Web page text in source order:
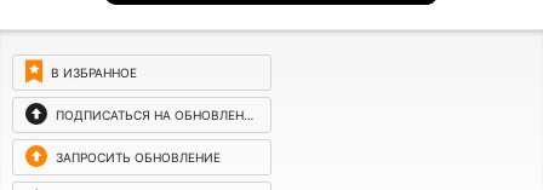
В ИЗБРАННОЕ
ПОДПИСАТЬСЯ НА ОБНОВЛЕНИЯ
ЗАПРОСИТЬ ОБНОВЛЕНИЕ